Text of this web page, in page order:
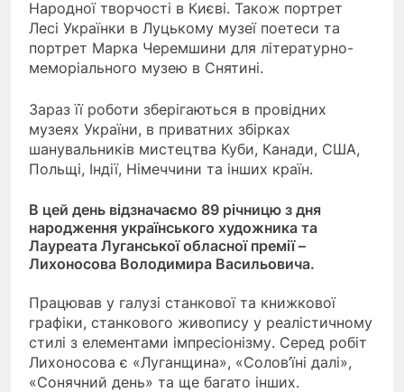
Народної творчості в Києві. Також портрет
Лесі Українки в Луцькому музеї поетеси та
портрет Марка Черемшини для літературно-
меморіального музею в Снятині.
Зараз її роботи зберігаються в провідних
музеях України, в приватних збірках
шанувальників мистецтва Куби, Канади, США,
Польщі, Індії, Німеччини та інших країн.
В цей день відзначаємо 89 річницю з дня
народження українського художника та
Лауреата Луганської обласної премії –
Лихоносова Володимира Васильовича.
Працював у галузі станкової та книжкової
графіки, станкового живопису у реалістичному
стилі з елементами імпресіонізму. Серед робіт
Лихоносова є «Луганщина», «Солов’їні далі»,
«Сонячний день» та ще багато інших.